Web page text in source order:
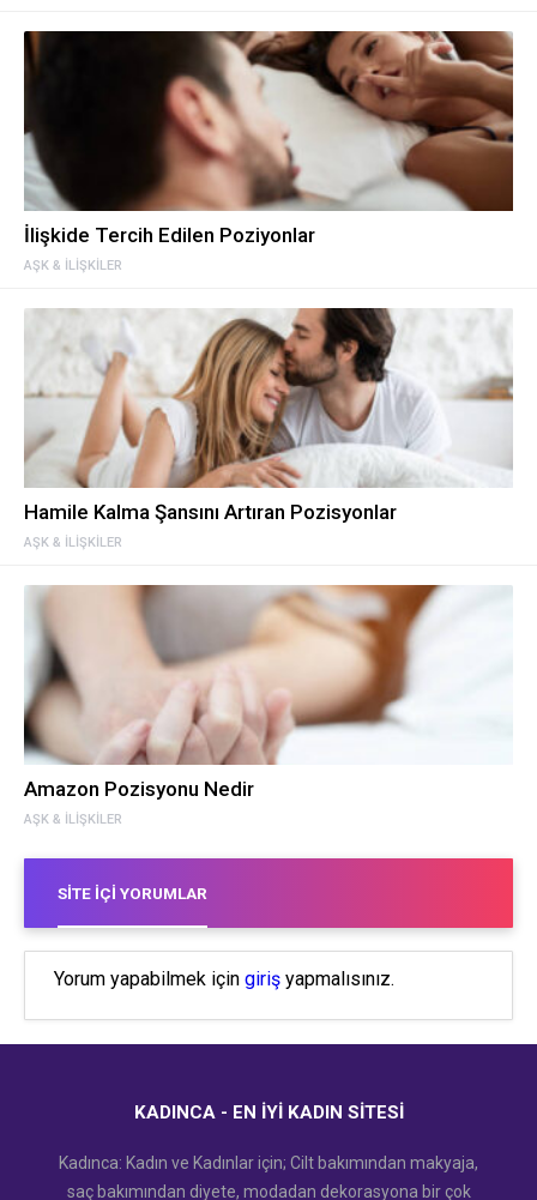
AŞK & İLIŞKILER
İlişkide Tercih Edilen Poziyonlar
AŞK & İLIŞKILER
Hamile Kalma Şansını Artıran Pozisyonlar
AŞK & İLIŞKILER
Amazon Pozisyonu Nedir
SITE İÇI YORUMLAR
Yorum yapabilmek için giriş yapmalısınız.
KADINCA - EN İYI KADIN SITESI
Kadınca: Kadın ve Kadınlar için; Cilt bakımından makyaja,
saç bakımından diyete, modadan dekorasyona bir çok